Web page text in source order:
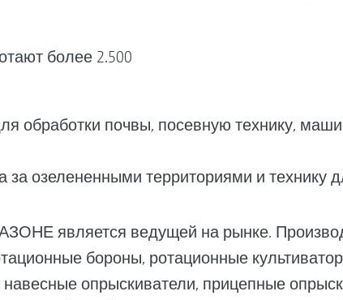
более 2.500
обработки почвы, посевную технику,
озелененными территориями и технику
является ведущей на рынке.
бороны, ротационные
навесные опрыскиватели, прицепные